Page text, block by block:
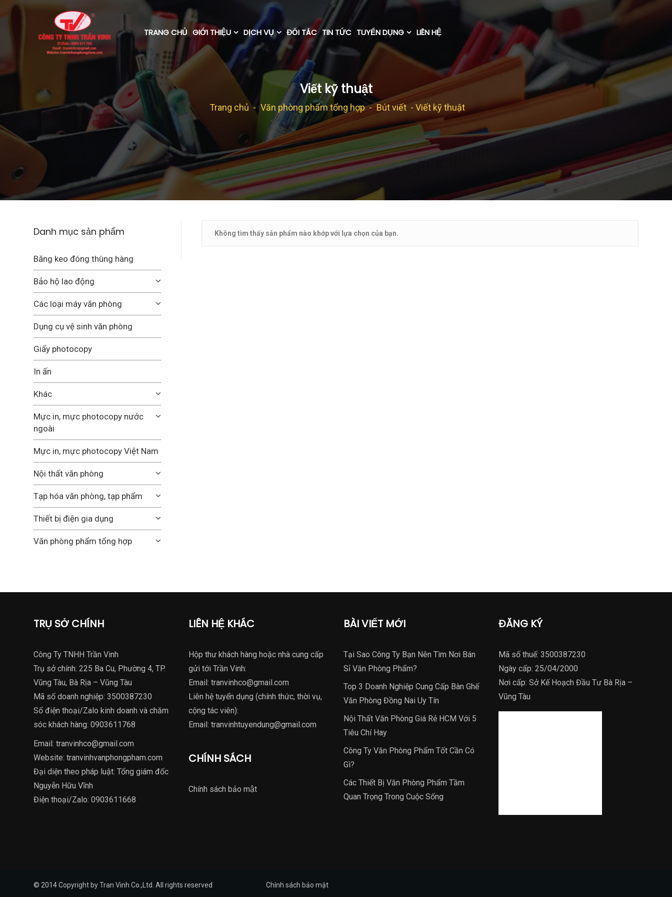
TRANG CHỦ GIỚI THIỆU DỊCH VỤ ĐỐI TÁC TIN TỨC TUYỂN DỤNG LIÊN HỆ
Viết kỹ thuật
Trang chủ - Văn phòng phẩm tổng hợp- Bút viết - Viết kỹ thuật
Danh mục sản phẩm
Băng keo đóng thùng hàng
Bảo hộ lao động
Các loại máy văn phòng
Dụng cụ vệ sinh văn phòng
Giấy photocopy
In ấn
Khác
Mực in, mực photocopy nước
ngoài
Mực in, mực photocopy Việt Nam
Nội thất văn phòng
Tạp hóa văn phòng, tạp phẩm
Thiết bị điện gia dụng
Văn phòng phẩm tổng hợp
Không tìm thấy sản phẩm nào khớp với lựa chọn của bạn.
TRỤ SỞ CHÍNH
Công Ty TNHH Trần Vinh
Trụ sở chính: 225 Ba Cu, Phường 4, TP.
Vũng Tàu, Bà Rịa – Vũng Tàu
Mã số doanh nghiệp: 3500387230
Số điện thoại/Zalo kinh doanh và chăm
sóc khách hàng:0903611768
Email:tranvinhco@gmail.com
Website:tranvinhvanphongpham.com
Đại diện theo pháp luật: Tổng giám đốc
Nguyễn Hữu Vĩnh
Điện thoại/Zalo:0903611668
LIÊN HỆ KHÁC
Hộp thư khách hàng hoặc nhà cung cấp
gửi tới Trần Vinh:
Email:tranvinhco@gmail.com
Liên hệ tuyển dụng (chính thức, thời vụ,
cộng tác viên):
Email:tranvinhtuyendung@gmail.com
CHÍNH SÁCH
Chính sách bảo mật
BÀI VIẾT MỚI
Tại Sao Công Ty Bạn Nên Tìm Nơi Bán
Sỉ Văn Phòng Phẩm?
Top 3 Doanh Nghiệp Cung Cấp Bàn Ghế
Văn Phòng Đồng Nai Uy Tín
Nội Thất Văn Phòng Giá Rẻ HCM Với 5
Tiêu Chí Hay
Công Ty Văn Phòng Phẩm Tốt Cần Có
Gì?
Các Thiết Bị Văn Phòng Phẩm Tầm
Quan Trọng Trong Cuộc Sống
ĐĂNG KÝ
Mã số thuế: 3500387230
Ngày cấp: 25/04/2000
Nơi cấp: Sở Kế Hoạch Đầu Tư Bà Rịa –
Vũng Tàu
© 2014 Copyright by Tran Vinh Co.,Ltd. All rights reserved Chính sách bảo mật